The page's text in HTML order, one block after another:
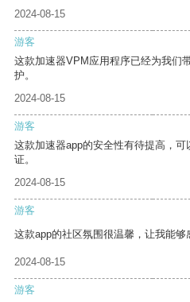
2024-08-15
游客
这款加速器VPM应用程序已经为我们
护。
2024-08-15
游客
这款加速器app的安全性有待提高，
证。
2024-08-15
游客
这款app的社区氛围很温馨，让我能够
2024-08-15
游客